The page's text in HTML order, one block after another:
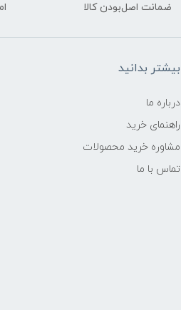
ضمانت اصل‌بودن کالا
بیشتر بدانید
درباره ما
راهنمای خرید
مشاوره خرید محصولات
تماس با ما